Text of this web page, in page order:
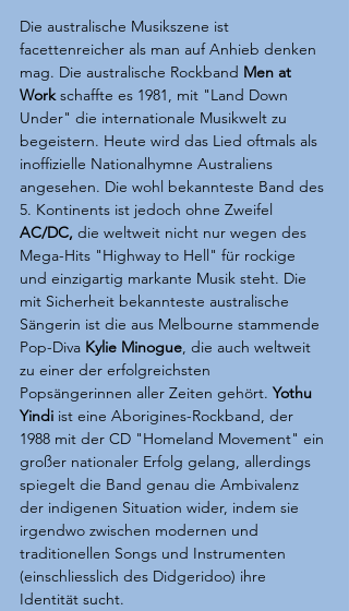
Die australische Musikszene ist
facettenreicher als man auf Anhieb denken
mag. Die australische Rockband Men at
Work schaffte es 1981, mit "Land Down
Under" die internationale Musikwelt zu
begeistern. Heute wird das Lied oftmals als
inoffizielle Nationalhymne Australiens
angesehen. Die wohl bekannteste Band des
5. Kontinents ist jedoch ohne Zweifel
AC/DC, die weltweit nicht nur wegen des
Mega-Hits "Highway to Hell" für rockige
und einzigartig markante Musik steht. Die
mit Sicherheit bekannteste australische
Sängerin ist die aus Melbourne stammende
Pop-Diva Kylie Minogue, die auch weltweit
zu einer der erfolgreichsten
Popsängerinnen aller Zeiten gehört. Yothu
Yindi ist eine Aborigines-Rockband, der
1988 mit der CD "Homeland Movement" ein
großer nationaler Erfolg gelang, allerdings
spiegelt die Band genau die Ambivalenz
der indigenen Situation wider, indem sie
irgendwo zwischen modernen und
traditionellen Songs und Instrumenten
(einschliesslich des Didgeridoo) ihre
Identität sucht.